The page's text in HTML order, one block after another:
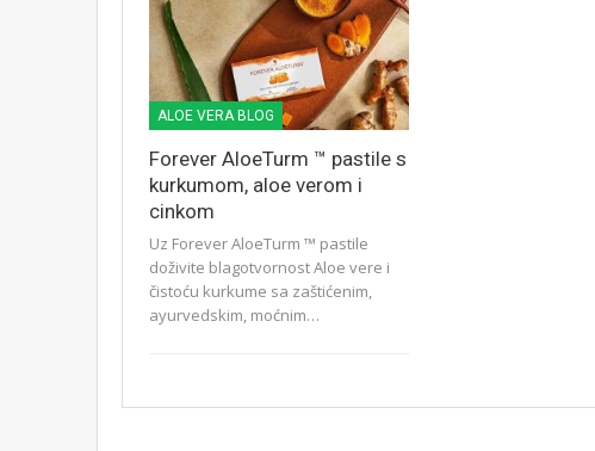
ALOE VERA BLOG
Forever AloeTurm ™ pastile s
kurkumom, aloe verom i
cinkom
Uz Forever AloeTurm ™ pastile
doživite blagotvornost Aloe vere i
čistoću kurkume sa zaštićenim,
ayurvedskim, moćnim…